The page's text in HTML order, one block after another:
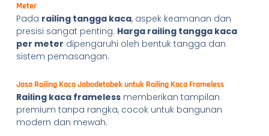
Meter
Pada railing tangga kaca, aspek keamanan dan
presisi sangat penting. Harga railing tangga kaca
per meter dipengaruhi oleh bentuk tangga dan
sistem pemasangan.
Jasa Railing Kaca Jabodetabek untuk Railing Kaca Frameless
Railing kaca framelessmemberikan tampilan
premium tanpa rangka, cocok untuk bangunan
modern dan mewah.